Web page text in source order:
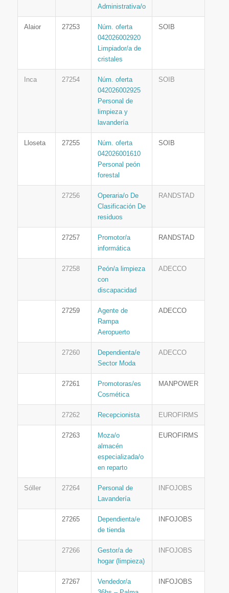
Administrativa/o
Alaior 27253
Núm. oferta
042026002920
Limpiador/a de
cristales
SOIB
Inca 27254
Núm. oferta
042026002925
Personal de
limpieza y
lavandería
SOIB
Lloseta 27255
Núm. oferta
042026001610
Personal peón
forestal
SOIB
27256
Operaria/o De
Clasificación De
residuos
RANDSTAD
27257
Promotor/a
informática
RANDSTAD
27258
Peón/a limpieza
con
discapacidad
ADECCO
27259
Agente de
Rampa
Aeropuerto
ADECCO
27260
Dependienta/e
Sector Moda
ADECCO
27261
Promotoras/es
Cosmética
MANPOWER
27262 Recepcionista EUROFIRMS
27263
Moza/o
almacén
especializada/o
en reparto
EUROFIRMS
Sóller 27264
Personal de
Lavandería
INFOJOBS
27265
Dependienta/e
de tienda
INFOJOBS
27266
Gestor/a de
hogar (limpieza)
INFOJOBS
27267
Vendedor/a
INFOJOBS